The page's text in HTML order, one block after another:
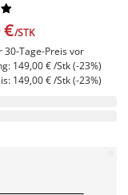


€/STK
30-Tage-Preis vor
149,00 € /Stk (-23%)
149,00 € /Stk (-23%)